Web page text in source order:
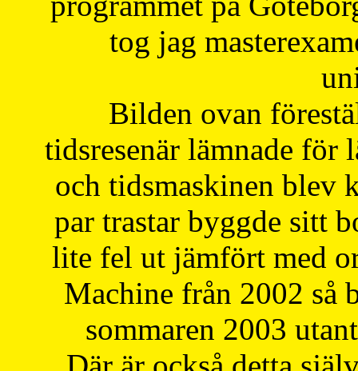
tog jag
Bilden ovan
tidsresenär lämnade för
och tidsmaskinen blev
par trastar byggde sitt
lite fel ut jämfört med
Machine från 2002 så
sommaren 2003